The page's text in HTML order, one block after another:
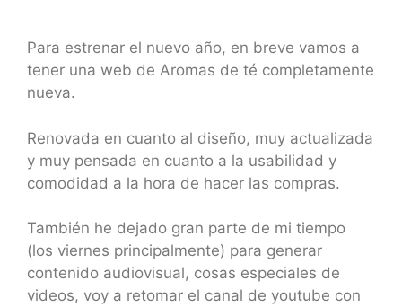
Para estrenar el nuevo año, en breve vamos a
tener una web de Aromas de té completamente
nueva.
Renovada en cuanto al diseño, muy actualizada
y muy pensada en cuanto a la usabilidad y
comodidad a la hora de hacer las compras.
También he dejado gran parte de mi tiempo
(los viernes principalmente) para generar
contenido audiovisual, cosas especiales de
videos, voy a retomar el canal de youtube con